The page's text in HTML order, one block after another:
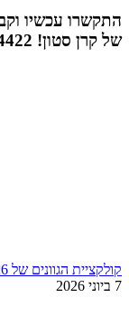
התקשרו עכשיו
של קרן סטון! 0527834422
קולקציית הגוונים של 2026
7 ביוני 2026